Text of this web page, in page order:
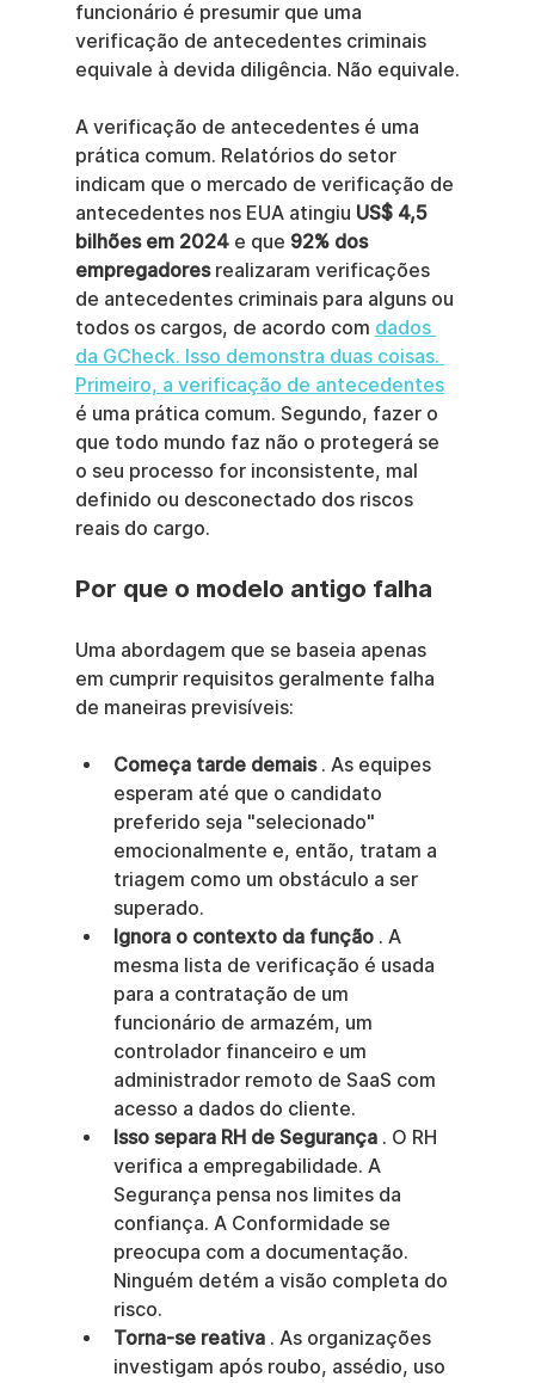
funcionário é presumir que uma
verificação de antecedentes criminais
equivale à devida diligência. Não equivale.
A verificação de antecedentes é uma
prática comum. Relatórios do setor
indicam que o mercado de verificação de
antecedentes nos EUA atingiu US$ 4,5
bilhões em 2024 e que 92% dos
empregadores realizaram verificações
de antecedentes criminais para alguns ou
todos os cargos, de acordo com dados
da GCheck. Isso demonstra duas coisas.
Primeiro, a verificação de antecedentes
é uma prática comum. Segundo, fazer o
que todo mundo faz não o protegerá se
o seu processo for inconsistente, mal
definido ou desconectado dos riscos
reais do cargo.
Por que o modelo antigo falha
Uma abordagem que se baseia apenas
em cumprir requisitos geralmente falha
de maneiras previsíveis:
Começa tarde demais . As equipes
esperam até que o candidato
preferido seja "selecionado"
emocionalmente e, então, tratam a
triagem como um obstáculo a ser
superado.
Ignora o contexto da função . A
mesma lista de verificação é usada
para a contratação de um
funcionário de armazém, um
controlador financeiro e um
administrador remoto de SaaS com
acesso a dados do cliente.
Isso separa RH de Segurança . O RH
verifica a empregabilidade. A
Segurança pensa nos limites da
confiança. A Conformidade se
preocupa com a documentação.
Ninguém detém a visão completa do
risco.
Torna-se reativa . As organizações
investigam após roubo, assédio, uso